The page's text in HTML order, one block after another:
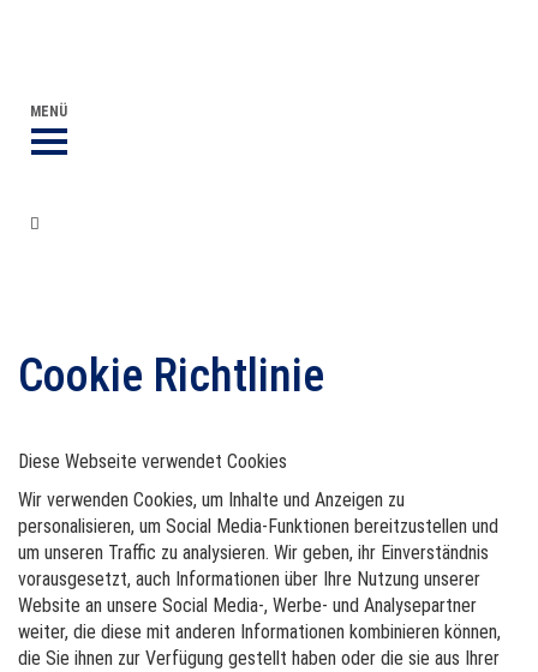
MENÜ
Cookie Richtlinie
Diese Webseite verwendet Cookies
Wir verwenden Cookies, um Inhalte und Anzeigen zu
personalisieren, um Social Media-Funktionen bereitzustellen und
um unseren Traffic zu analysieren. Wir geben, ihr Einverständnis
vorausgesetzt, auch Informationen über Ihre Nutzung unserer
Website an unsere Social Media-, Werbe- und Analysepartner
weiter, die diese mit anderen Informationen kombinieren können,
die Sie ihnen zur Verfügung gestellt haben oder die sie aus Ihrer